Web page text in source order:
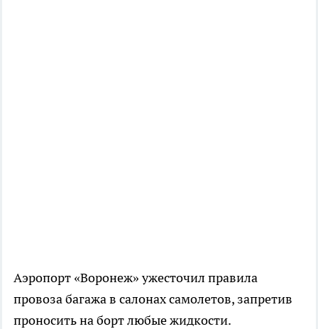
Аэропорт «Воронеж» ужесточил правила
провоза багажа в салонах самолетов, запретив
проносить на борт любые жидкости.